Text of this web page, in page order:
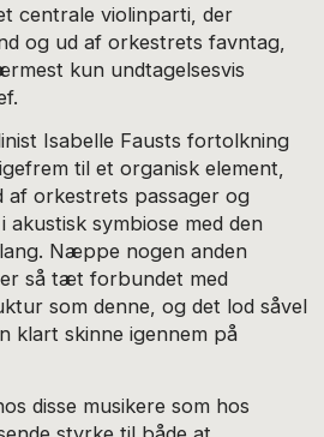
centrale violinparti, der
og ud af orkestrets favntag,
kun undtagelsesvis
Isabelle Fausts fortolkning
til et organisk element,
orkestrets passager og
symbiose med den
Næppe nogen anden
så tæt forbundet med
som denne, og det lod såvel
klart skinne igennem på
disse musikere som hos